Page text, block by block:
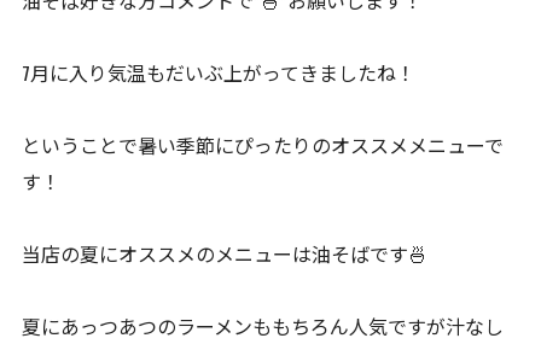
7月に入り気温もだいぶ上がってきましたね！
ということで暑い季節にぴったりのオススメメニューで
す！
当店の夏にオススメのメニューは油そばです🍜
夏にあっつあつのラーメンももちろん人気ですが汁なし